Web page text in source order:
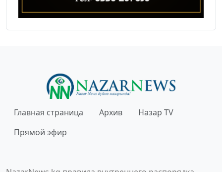
Главная страница Архив
Назар TV
Прямой эфир